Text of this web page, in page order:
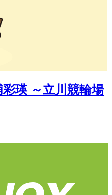
瑛 ～立川競輪場